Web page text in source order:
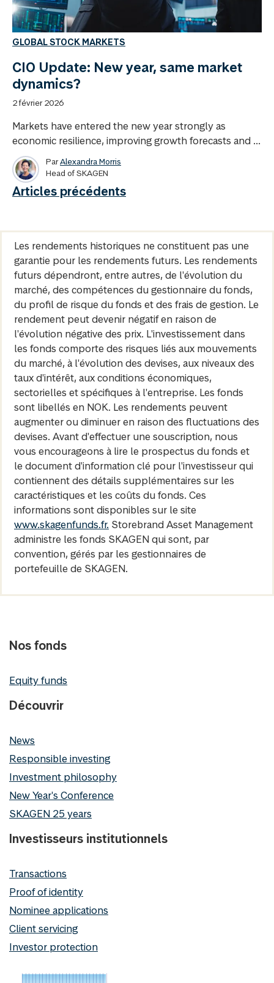
GLOBAL STOCK MARKETS
CIO Update: New year, same market
dynamics?
2 février 2026
Markets have entered the new year strongly as
economic resilience, improving growth forecasts and ...
ParAlexandra Morris
Head of SKAGEN
Articles précédents
Les rendements historiques ne constituent pas une
garantie pour les rendements futurs. Les rendements
futurs dépendront, entre autres, de l'évolution du
marché, des compétences du gestionnaire du fonds,
du profil de risque du fonds et des frais de gestion. Le
rendement peut devenir négatif en raison de
l'évolution négative des prix. L'investissement dans
les fonds comporte des risques liés aux mouvements
du marché, à l'évolution des devises, aux niveaux des
taux d'intérêt, aux conditions économiques,
sectorielles et spécifiques à l'entreprise. Les fonds
sont libellés en NOK. Les rendements peuvent
augmenter ou diminuer en raison des fluctuations des
devises. Avant d'effectuer une souscription, nous
vous encourageons à lire le prospectus du fonds et
le document d'information clé pour l'investisseur qui
contiennent des détails supplémentaires sur les
caractéristiques et les coûts du fonds. Ces
informations sont disponibles sur le site
www.skagenfunds.fr. Storebrand Asset Management
administre les fonds SKAGEN qui sont, par
convention, gérés par les gestionnaires de
portefeuille de SKAGEN.
Nos fonds
Equity funds
Découvrir
News
Responsible investing
Investment philosophy
New Year's Conference
SKAGEN 25 years
Investisseurs institutionnels
Transactions
Proof of identity
Nominee applications
Client servicing
Investor protection